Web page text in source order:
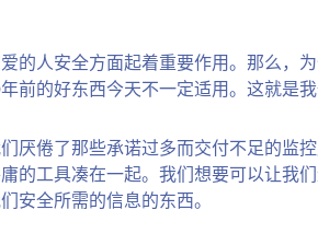
的人安全方面起着重要作用。那么，
前的好东西今天不一定适用。这就是我
厌倦了那些承诺过多而交付不足的监
的工具凑在一起。我们想要可以让我
安全所需的信息的东西。